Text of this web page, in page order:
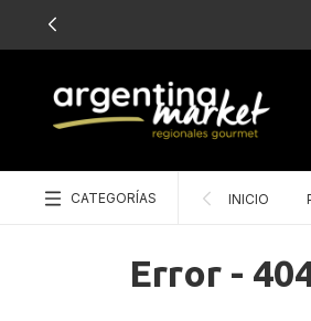
CATEGORÍAS INICIO
Error -